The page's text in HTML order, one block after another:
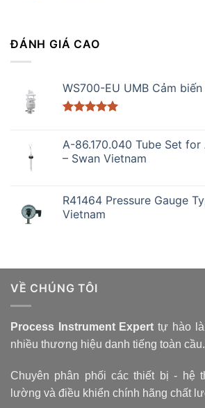
ĐÁNH GIÁ CAO
WS700-EU UMB Cảm
5 sao
A-86.170.040 Tube Set
– Swan Vietnam
R41464 Pressure Gauge
Vietnam
VỀ CHÚNG TÔI
Process Instrument Expert tự hào
nhiều thương hiệu danh tiếng toàn cầu.
Chuyên phân phối các thiết bị - hệ
lường và điều khiển chính hãng chất